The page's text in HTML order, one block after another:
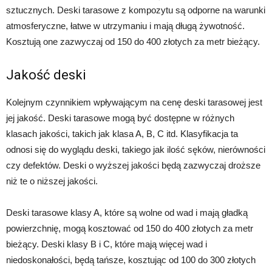
sztucznych. Deski tarasowe z kompozytu są odporne na warunki
atmosferyczne, łatwe w utrzymaniu i mają długą żywotność.
Kosztują one zazwyczaj od 150 do 400 złotych za metr bieżący.
Jakość deski
Kolejnym czynnikiem wpływającym na cenę deski tarasowej jest
jej jakość. Deski tarasowe mogą być dostępne w różnych
klasach jakości, takich jak klasa A, B, C itd. Klasyfikacja ta
odnosi się do wyglądu deski, takiego jak ilość sęków, nierówności
czy defektów. Deski o wyższej jakości będą zazwyczaj droższe
niż te o niższej jakości.
Deski tarasowe klasy A, które są wolne od wad i mają gładką
powierzchnię, mogą kosztować od 150 do 400 złotych za metr
bieżący. Deski klasy B i C, które mają więcej wad i
niedoskonałości, będą tańsze, kosztując od 100 do 300 złotych